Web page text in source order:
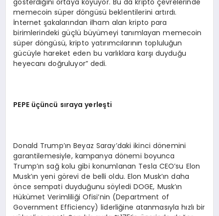
memecoin süper döngüsü beklentilerini artırdı.
İnternet şakalarından ilham alan kripto para
birimlerindeki güçlü büyümeyi tanımlayan memecoin
süper döngüsü, kripto yatırımcılarının topluluğun
gücüyle hareket eden bu varlıklara karşı duyduğu
heyecanı doğruluyor” dedi.
PEPE üçüncü sıraya yerleşti
Donald Trump’ın Beyaz Saray’daki ikinci dönemini
garantilemesiyle, kampanya dönemi boyunca
Trump’ın sağ kolu gibi konumlanan Tesla CEO’su Elon
Musk’ın yeni görevi de belli oldu. Elon Musk’ın daha
önce sempati duyduğunu söyledi DOGE, Musk’ın
Hükümet Verimliliği Ofisi’nin (Department of
Government Efficiency) liderliğine atanmasıyla hızlı bir